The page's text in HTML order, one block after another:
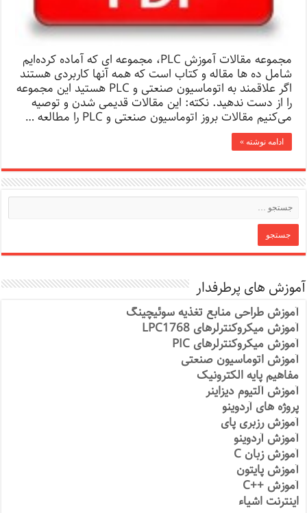
مجموعه مقالات آموزش PLC، مجموعه ای که آماده کرده‌ایم
شامل ده ها مقاله و کتاب است که همه آنها کاربردی هستند
اگر علاقمند به اتوماسیون صنعتی و PLC هستید این مجموعه
را از دست ندهید. نکته: این مقالات قدیمی شدن و توصیه
می‌کنیم مقالات بروز اتوماسیون صنعتی و PLC را مطالعه …
ادامه نوشته »
آموزش های پرطرفدار
آموزش طراحی منابع تغذیه سوئیچینگ
آموزش میکروکنترلرهای LPC1768
آموزش میکروکنترلرهای PIC
آموزش اتوماسیون صنعتی
مفاهیم پایه الکترونیک
آموزش آلتیوم دیزاینر
پروژه های آردوینو
آموزش رزبری پای
آموزش آردوینو
آموزش زبان C
آموزش پایتون
آموزش ++C
اینترنت اشیاء